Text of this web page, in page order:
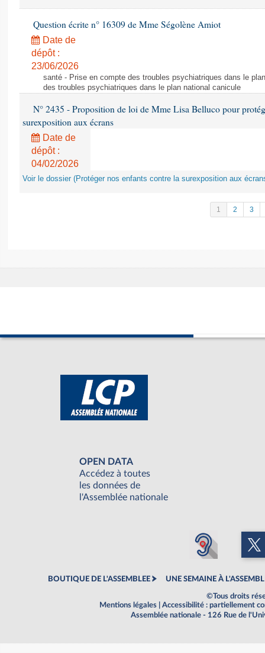
Question écrite n° 16309 de Mme Ségolène Amiot
Date de
dépôt :
23/06/2026
santé - Prise en compte des troubles psychiatriques dans le
des troubles psychiatriques dans le plan national canicule
N° 2435 - Proposition de loi de Mme Lisa Belluco pour
surexposition aux écrans
Date de
dépôt :
04/02/2026
Voir le dossier (Protéger nos enfants contre la surexposition aux
1 2 3
OPEN DATA
Accédez à toutes
les données de
l'Assemblée nationale
BOUTIQUE DE L'ASSEMBLEE UNE SEMAINE À
©Tous droits
Mentions légales
Accessibilité : partiellement
Assemblée nationale - 126 Rue de